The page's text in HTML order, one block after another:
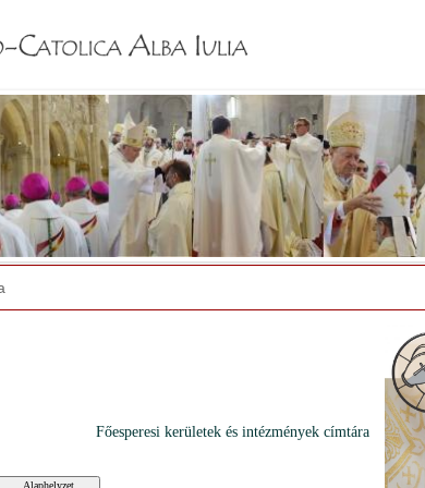
Főesperesi kerületek és intézmények címtára